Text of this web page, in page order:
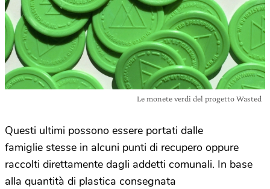
Le monete verdi del progetto Wasted
Questi ultimi possono essere portati dalle
famiglie stesse in alcuni punti di recupero oppure
raccolti direttamente dagli addetti comunali. In base
alla quantità di plastica consegnata